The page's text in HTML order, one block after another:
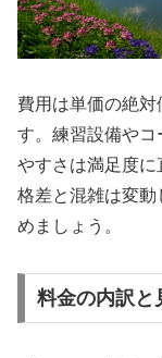
費用は単価の絶対
す。練習設備やコ
やすさは満足度
格差と混雑は変
めましょう。
料金の内訳と